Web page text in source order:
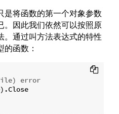
是将函数的第一个对象参数
。因此我们依然可以按照原
。通过叫方法表达式的特性
函数：
error